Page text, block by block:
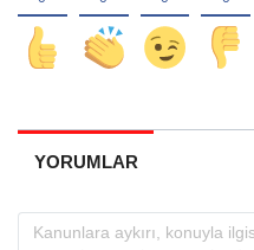
YORUMLAR